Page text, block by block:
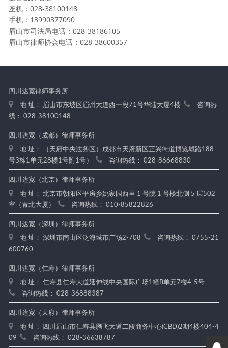
座机：028-38100148
手机：13990377090
眉山市司法局电话：028-38186105
眉山市律师协会电话：028-38600357
四川达宽律师事务所
地 址： 眉山市东坡区眉州大道西一段71号华陆大厦4楼
咨询热
线： 028-38100148
四川达宽（成都）律师事务所
地 址： （天府中央法务区）成都市天府新区正兴街道博览城路188
号3栋1单元28楼1号附1号）
咨询热线： 028-86668830
四川达宽（北京）律师事务所
地 址： 北京市朝阳区平房乡姚家园西里 1 号院 1 号楼北侧 5 层502
室（青北大厦）
咨询热线： 010-85822826
四川达宽（深圳）律师事务所
地 址： 深圳市南山区泛海城市广场2-708
咨询热线： 0755-21
600760
四川达宽（仁寿）律师事务所
地 址： 仁寿县仁寿大道延伸线中央国际广场1幢B单元7楼4-5号
咨询热线： 028-36888387
四川达宽（天府）律师事务所
地 址： 四川眉山市仁寿县腾飞大道二段商务中心(CBD)2期4楼404-4
09
咨询热线： 028-36638787